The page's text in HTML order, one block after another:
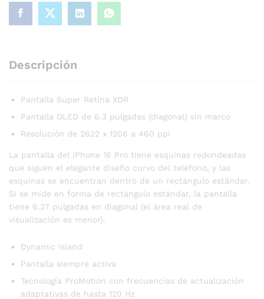
Descripción
Pantalla Super Retina XDR
Pantalla OLED de 6.3 pulgadas (diagonal) sin marco
Resolución de 2622 x 1206 a 460 ppi
La pantalla del iPhone 16 Pro tiene esquinas redondeadas
que siguen el elegante diseño curvo del teléfono, y las
esquinas se encuentran dentro de un rectángulo estándar.
Si se mide en forma de rectángulo estándar, la pantalla
tiene 6.27 pulgadas en diagonal (el área real de
visualización es menor).
Dynamic Island
Pantalla siempre activa
Tecnología ProMotion con frecuencias de actualización
adaptativas de hasta 120 Hz